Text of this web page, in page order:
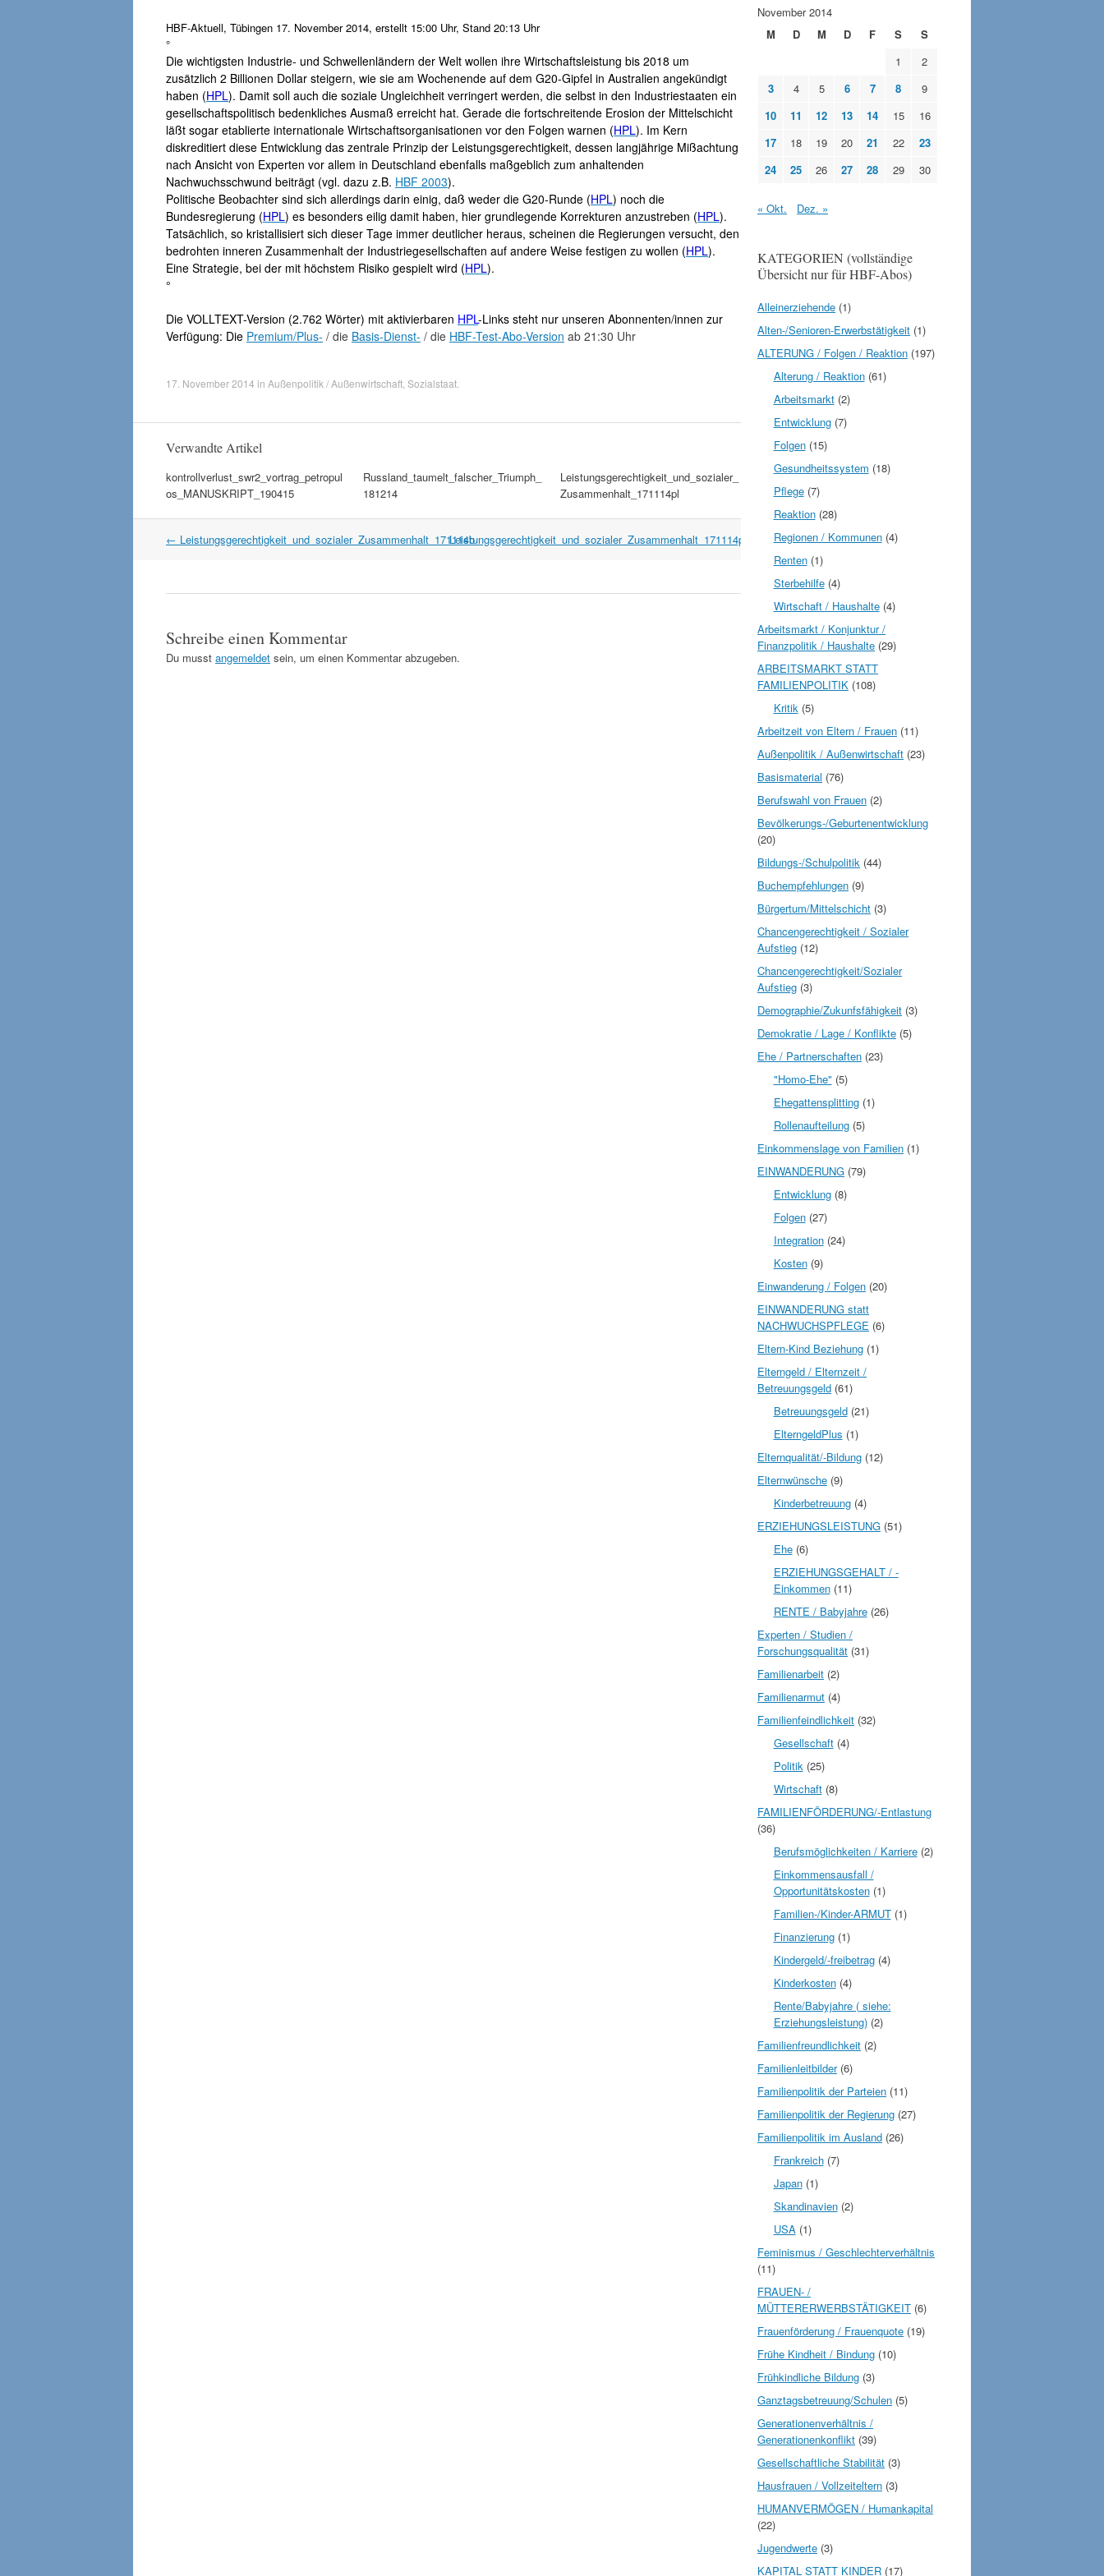
HBF-Aktuell, Tübingen 17. November 2014, erstellt 15:00 Uhr, Stand 20:13 Uhr
°
Die wichtigsten Industrie- und Schwellenländern der Welt wollen ihre Wirtschaftsleistung bis 2018 um
zusätzlich 2 Billionen Dollar steigern, wie sie am Wochenende auf dem G20-Gipfel in Australien angekündigt
haben (HPL). Damit soll auch die soziale Ungleichheit verringert werden, die selbst in den Industriestaaten ein
gesellschaftspolitisch bedenkliches Ausmaß erreicht hat. Gerade die fortschreitende Erosion der Mittelschicht
läßt sogar etablierte internationale Wirtschaftsorganisationen vor den Folgen warnen (HPL). Im Kern
diskreditiert diese Entwicklung das zentrale Prinzip der Leistungsgerechtigkeit, dessen langjährige Mißachtung
nach Ansicht von Experten vor allem in Deutschland ebenfalls maßgeblich zum anhaltenden
Nachwuchsschwund beiträgt (vgl. dazu z.B. HBF 2003).
Politische Beobachter sind sich allerdings darin einig, daß weder die G20-Runde (HPL) noch die
Bundesregierung (HPL) es besonders eilig damit haben, hier grundlegende Korrekturen anzustreben (HPL).
Tatsächlich, so kristallisiert sich dieser Tage immer deutlicher heraus, scheinen die Regierungen versucht, den
bedrohten inneren Zusammenhalt der Industriegesellschaften auf andere Weise festigen zu wollen (HPL).
Eine Strategie, bei der mit höchstem Risiko gespielt wird (HPL).
°
Die VOLLTEXT-Version (2.762 Wörter) mit aktivierbaren HPL-Links steht nur unseren Abonnenten/innen zur
Verfügung: Die Premium/Plus- / die Basis-Dienst- / die HBF-Test-Abo-Version ab 21:30 Uhr
17. November 2014 in Außenpolitik / Außenwirtschaft Sozialstaat
Verwandte Artikel
kontrollverlust_swr2_vortrag_petropul
os_MANUSKRIPT_190415
Russland_taumelt_falscher_Triumph_
181214
Leistungsgerechtigkeit_und_sozialer_
Zusammenhalt_171114pl
Artikel
← Leistungsgerechtigkeit_und_sozialer_Zusammenhalt_171114bLeistungsgerechtigkeit_und_sozialer_Zusammenhalt_171114pl
Schreibe einen Kommentar
Du musst angemeldet sein, um einen Kommentar abzugeben.
November 2014
M
D M D F S
S
1
2
3
4 5 6 7 8
9
10
11 12 13 14 15
16
17
18 19 20 21 22
23
24
25 26 27 28 29 30
« Okt. Dez. »
KATEGORIEN (vollständige
Übersicht nur für HBF-Abos)
Alleinerziehende (1)
Alten-/Senioren-Erwerbstätigkeit (1)
ALTERUNG / Folgen / Reaktion (197)
Alterung / Reaktion(61)
Arbeitsmarkt(2)
Entwicklung(7)
Folgen(15)
Gesundheitssystem (18)
Pflege(7)
Reaktion(28)
Regionen / Kommunen(4)
Renten(1)
Sterbehilfe(4)
Wirtschaft / Haushalte(4)
Arbeitsmarkt / Konjunktur /
Finanzpolitik / Haushalte (29)
ARBEITSMARKT STATT
FAMILIENPOLITIK (108)
Kritik(5)
Arbeitzeit von Eltern / Frauen (11)
Außenpolitik / Außenwirtschaft (23)
Basismaterial (76)
Berufswahl von Frauen (2)
Bevölkerungs-/Geburtenentwicklung
(20)
Bildungs-/Schulpolitik (44)
Buchempfehlungen (9)
Bürgertum/Mittelschicht (3)
Chancengerechtigkeit / Sozialer
Aufstieg (12)
Chancengerechtigkeit/Sozialer
Aufstieg (3)
Demographie/Zukunfsfähigkeit (3)
Demokratie / Lage / Konflikte (5)
Ehe / Partnerschaften (23)
"Homo-Ehe" (5)
Ehegattensplitting(1)
Rollenaufteilung(5)
Einkommenslage von Familien (1)
EINWANDERUNG (79)
Entwicklung(8)
Folgen(27)
Integration(24)
Kosten(9)
Einwanderung / Folgen (20)
EINWANDERUNG statt
NACHWUCHSPFLEGE (6)
Eltern-Kind Beziehung (1)
Elterngeld / Elternzeit /
Betreuungsgeld (61)
Betreuungsgeld(21)
ElterngeldPlus (1)
Elternqualität/-Bildung (12)
Elternwünsche (9)
Kinderbetreuung(4)
ERZIEHUNGSLEISTUNG (51)
Ehe(6)
ERZIEHUNGSGEHALT / -
Einkommen(11)
RENTE / Babyjahre(26)
Experten / Studien /
Forschungsqualität (31)
Familienarbeit (2)
Familienarmut (4)
Familienfeindlichkeit (32)
Gesellschaft(4)
Politik(25)
Wirtschaft(8)
FAMILIENFÖRDERUNG/-Entlastung
(36)
Berufsmöglichkeiten / Karriere(2)
Einkommensausfall /
Opportunitätskosten(1)
Familien-/Kinder-ARMUT(1)
Finanzierung(1)
Kindergeld/-freibetrag(4)
Kinderkosten(4)
Rente/Babyjahre ( siehe:
Erziehungsleistung)(2)
Familienfreundlichkeit (2)
Familienleitbilder(6)
Familienpolitik der Parteien (11)
Familienpolitik der Regierung (27)
Familienpolitik im Ausland (26)
Frankreich(7)
Japan(1)
Skandinavien(2)
USA(1)
Feminismus / Geschlechterverhältnis
(11)
FRAUEN- /
MÜTTERERWERBSTÄTIGKEIT (6)
Frauenförderung / Frauenquote (19)
Frühe Kindheit / Bindung (10)
Frühkindliche Bildung (3)
Ganztagsbetreuung/Schulen (5)
Generationenverhältnis /
Generationenkonflikt (39)
Gesellschaftliche Stabilität (3)
Hausfrauen / Vollzeiteltern (3)
HUMANVERMÖGEN / Humankapital
(22)
Jugendwerte (3)
KAPITAL STATT KINDER (17)